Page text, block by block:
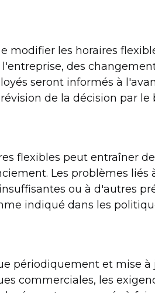
modifier les horaires
des
seront informés à
de la décision par le
flexibles peut entraîner
Les problèmes liés
ou à d'autres
indiqué dans les
périodiquement et mise à
commerciales, les